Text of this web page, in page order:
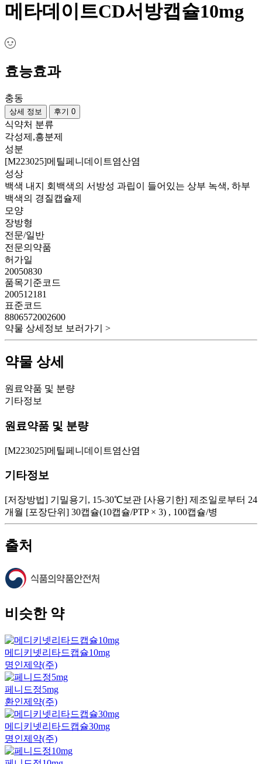
메타데이트CD서방캡슐10mg
효능효과
충동
상세 정보 후기 0
식약처 분류
각성제,흥분제
성분
[M223025]메틸페니데이트염산염
성상
백색 내지 회백색의 서방성 과립이 들어있는 상부 녹색, 하부
백색의 경질캡슐제
모양
장방형
전문/일반
전문의약품
허가일
20050830
품목기준코드
200512181
표준코드
8806572002600
약물 상세정보 보러가기 >
약물 상세
원료약품 및 분량
기타정보
원료약품 및 분량
[M223025]메틸페니데이트염산염
기타정보
[저장방법] 기밀용기, 15-30℃보관 [사용기한] 제조일로부터 24
개월 [포장단위] 30캡슐(10캡슐/PTP × 3) , 100캡슐/병
출처
비슷한 약
메디키넷리타드캡슐10mg
명인제약(주)
페니드정5mg
환인제약(주)
메디키넷리타드캡슐30mg
명인제약(주)